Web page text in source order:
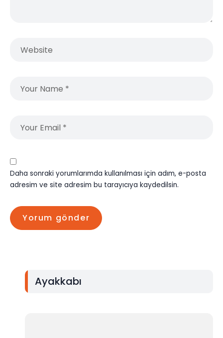
Daha sonraki yorumlarımda kullanılması için adım, e-posta
adresim ve site adresim bu tarayıcıya kaydedilsin.
Ayakkabı